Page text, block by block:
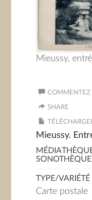
Mieussy,
COMMENTEZ
SHARE
Mieussy.
TYPE/VARIÉTÉ
Carte postale